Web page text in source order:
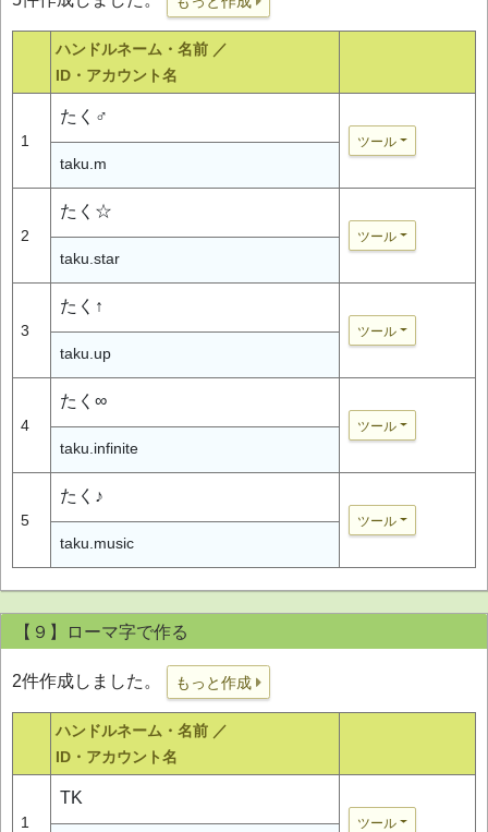
ハンドルネーム・名前 ／
ID・アカウント名
1
たく♂
ツール
taku.m
2
たく☆
ツール
taku.star
3
たく↑
ツール
taku.up
4
たく∞
ツール
taku.infinite
5
たく♪
ツール
taku.music
【９】ローマ字で作る
2件作成しました。 もっと作成
ハンドルネーム・名前 ／
ID・アカウント名
1
TK
ツール